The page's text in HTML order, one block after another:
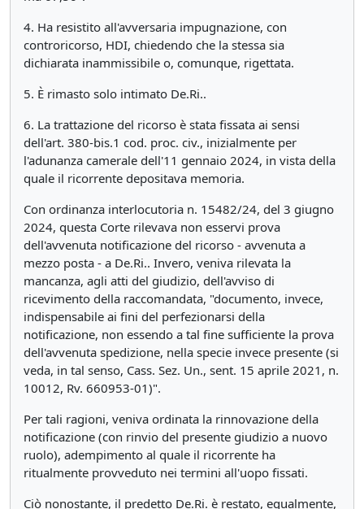
4. Ha resistito all'avversaria impugnazione, con
controricorso, HDI, chiedendo che la stessa sia
dichiarata inammissibile o, comunque, rigettata.
5. È rimasto solo intimato De.Ri..
6. La trattazione del ricorso è stata fissata ai sensi
dell'art. 380-bis.1 cod. proc. civ., inizialmente per
l'adunanza camerale dell'11 gennaio 2024, in vista della
quale il ricorrente depositava memoria.
Con ordinanza interlocutoria n. 15482/24, del 3 giugno
2024, questa Corte rilevava non esservi prova
dell'avvenuta notificazione del ricorso - avvenuta a
mezzo posta - a De.Ri.. Invero, veniva rilevata la
mancanza, agli atti del giudizio, dell'avviso di
ricevimento della raccomandata, "documento, invece,
indispensabile ai fini del perfezionarsi della
notificazione, non essendo a tal fine sufficiente la prova
dell'avvenuta spedizione, nella specie invece presente (si
veda, in tal senso, Cass. Sez. Un., sent. 15 aprile 2021, n.
10012, Rv. 660953-01)".
Per tali ragioni, veniva ordinata la rinnovazione della
notificazione (con rinvio del presente giudizio a nuovo
ruolo), adempimento al quale il ricorrente ha
ritualmente provveduto nei termini all'uopo fissati.
Ciò nonostante, il predetto De.Ri. è restato, egualmente,